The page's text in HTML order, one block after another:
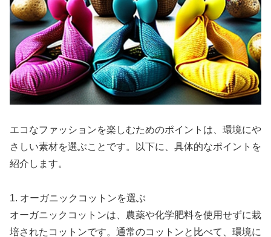
エコなファッションを楽しむためのポイントは、環境にや
さしい素材を選ぶことです。以下に、具体的なポイントを
紹介します。
1. オーガニックコットンを選ぶ
オーガニックコットンは、農薬や化学肥料を使用せずに栽
培されたコットンです。通常のコットンと比べて、環境に